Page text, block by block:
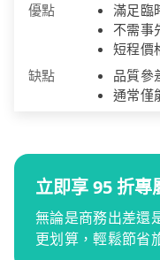
優點
滿足臨
不需事
短程價
缺點
品質參
通常僅
立即享 95 折專
無論是商務出差還
更划算，輕鬆節省